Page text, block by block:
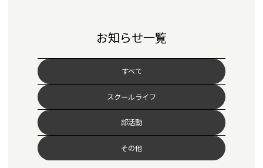
お知らせ一覧
すべて
スクールライフ
部活動
その他